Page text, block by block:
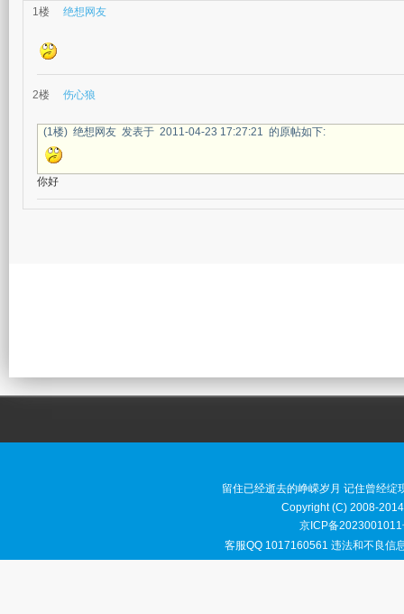
留住已经逝去的峥嵘岁月 记住曾经绽
Copyright (C) 2008-
京ICP备
客服QQ 1017160561 违法和不良信